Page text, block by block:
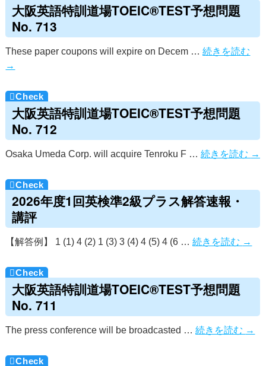
大阪英語特訓道場TOEIC®TEST予想問題
No. 713
These paper coupons will expire on Decem …続きを読む
→
大阪英語特訓道場TOEIC®TEST予想問題
No. 712
Osaka Umeda Corp. will acquire Tenroku F …続きを読む →
2026年度1回英検準2級プラス解答速報・
講評
【解答例】 1 (1) 4 (2) 1 (3) 3 (4) 4 (5) 4 (6 …続きを読む →
大阪英語特訓道場TOEIC®TEST予想問題
No. 711
The press conference will be broadcasted …続きを読む →